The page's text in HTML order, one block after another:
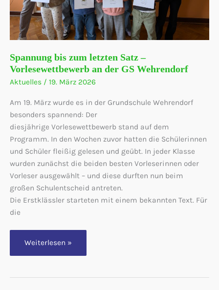
Spannung bis zum letzten Satz –
Vorlesewettbewerb an der GS Wehrendorf
Aktuelles / 19. März 2026
Am 19. März wurde es in der Grundschule Wehrendorf
besonders spannend: Der
diesjährige Vorlesewettbewerb stand auf dem
Programm. In den Wochen zuvor hatten die Schülerinnen
und Schüler fleißig gelesen und geübt. In jeder Klasse
wurden zunächst die beiden besten Vorleserinnen oder
Vorleser ausgewählt – und diese durften nun beim
großen Schulentscheid antreten.
Die Erstklässler starteten mit einem bekannten Text. Für
die
Spannung
zum
–
Weiterlesen »